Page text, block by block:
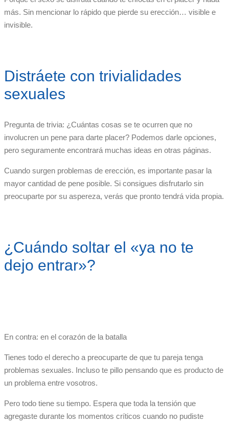
más. Sin mencionar lo rápido que pierde su erección… visible e
invisible.
Distráete con trivialidades
sexuales
Pregunta de trivia: ¿Cuántas cosas se te ocurren que no
involucren un pene para darte placer? Podemos darle opciones,
pero seguramente encontrará muchas ideas en otras páginas.
Cuando surgen problemas de erección, es importante pasar la
mayor cantidad de pene posible. Si consigues disfrutarlo sin
preocuparte por su aspereza, verás que pronto tendrá vida propia.
¿Cuándo soltar el «ya no te
dejo entrar»?
En contra: en el corazón de la batalla
Tienes todo el derecho a preocuparte de que tu pareja tenga
problemas sexuales. Incluso te pillo pensando que es producto de
un problema entre vosotros.
Pero todo tiene su tiempo. Espera que toda la tensión que
agregaste durante los momentos críticos cuando no pudiste